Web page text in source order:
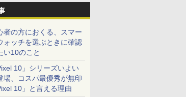
者の方におくる、スマー
ォッチを選ぶときに確認
い10のこと
10」シリーズいよい
場、コスパ最優秀が無印
10」と言える理由